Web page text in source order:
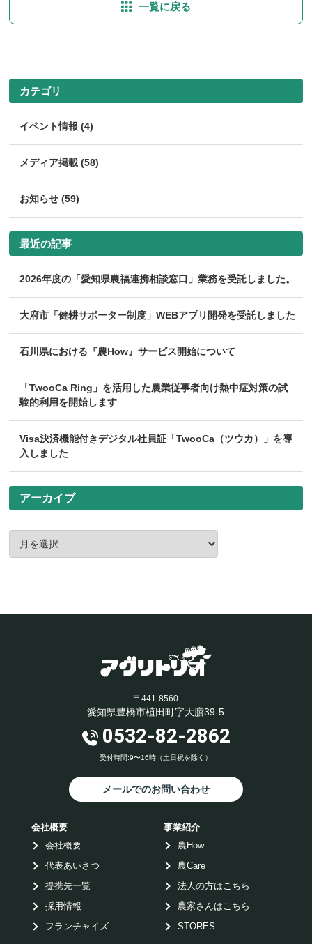
一覧に戻る
カテゴリ
イベント情報 (4)
メディア掲載 (58)
お知らせ (59)
最近の記事
2026年度の「愛知県農福連携相談窓口」業務を受託しました。
大府市「健耕サポーター制度」WEBアプリ開発を受託しました
石川県における『農How』サービス開始について
「TwooCa Ring」を活用した農業従事者向け熱中症対策の試
験的利用を開始します
Visa決済機能付きデジタル社員証「TwooCa（ツウカ）」を導
入しました
アーカイブ
〒441-8560
愛知県豊橋市植田町字大膳39-5
0532-82-2862
受付時間:9〜16時（土日祝を除く）
メールでのお問い合わせ
会社概要
会社概要
代表あいさつ
提携先一覧
採用情報
フランチャイズ
事業紹介
農How
農Care
法人の方はこちら
農家さんはこちら
STORES